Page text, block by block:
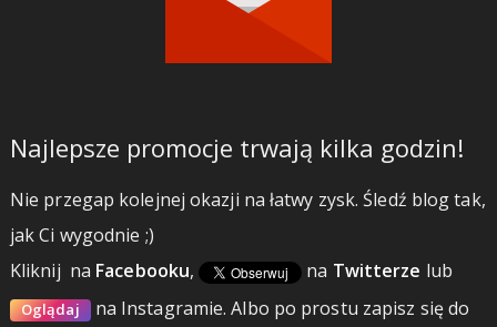
Najlepsze promocje trwają kilka godzin!
Nie przegap kolejnej okazji na łatwy zysk. Śledź blog tak,
jak Ci wygodnie ;)
Kliknij na Facebooku, na Twitterze lub
Oglądaj na Instagramie.Albo po prostu zapisz się do